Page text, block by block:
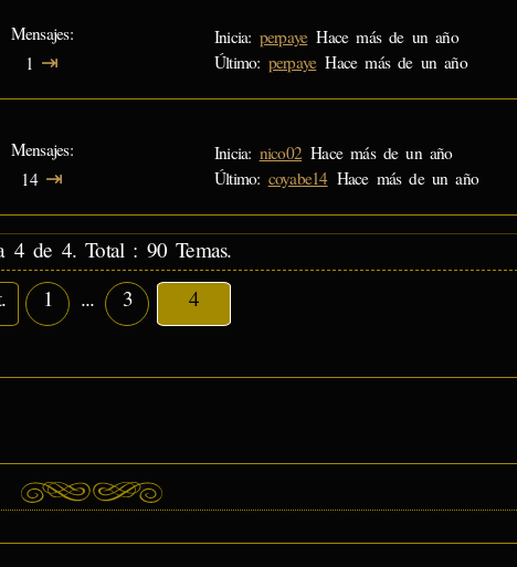
Mensajes
1 ⇥
Inicia: perpaye Hace más de un año
Último: perpaye Hace más de un año
Mensajes
14 ⇥
Inicia: nico02 Hace más de un año
Último: coyabe14 Hace más de un año
4 de 4. Total : 90 Temas.
1 ... 3 4